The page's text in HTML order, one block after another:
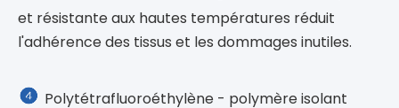
supérieure à 3400 degrés pour empêcher la pointe
de l'aiguille de s'émousser.
 La couche isolante de l'aiguille hautement polie